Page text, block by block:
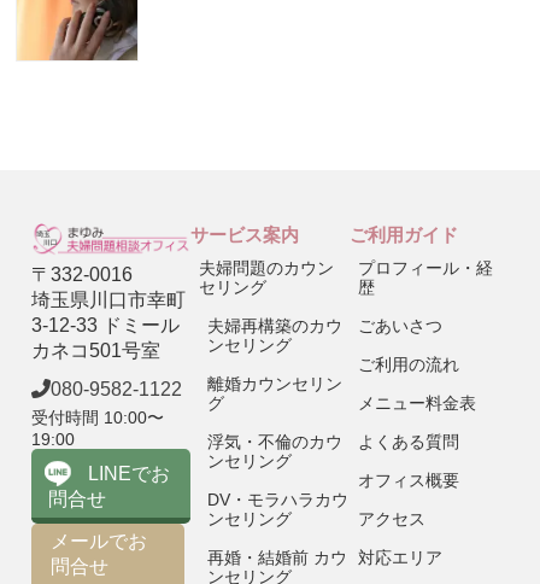
〒332-0016
埼玉県川口市幸町
3-12-33 ドミール
カネコ501号室
080-9582-1122
受付時間 10:00〜
19:00
LINEでお
問合せ
メールでお
問合せ
サービス案内
夫婦問題のカウン
セリング
夫婦再構築のカウ
ンセリング
離婚カウンセリン
グ
浮気・不倫のカウ
ンセリング
DV・モラハラカウ
ンセリング
再婚・結婚前 カウ
ンセリング
ご利用ガイド
プロフィール・経
歴
ごあいさつ
ご利用の流れ
メニュー料金表
よくある質問
オフィス概要
アクセス
対応エリア